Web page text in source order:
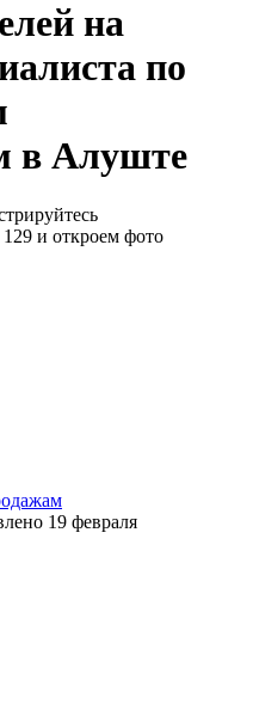
на
по
в Алуште
и откроем фото
19 февраля